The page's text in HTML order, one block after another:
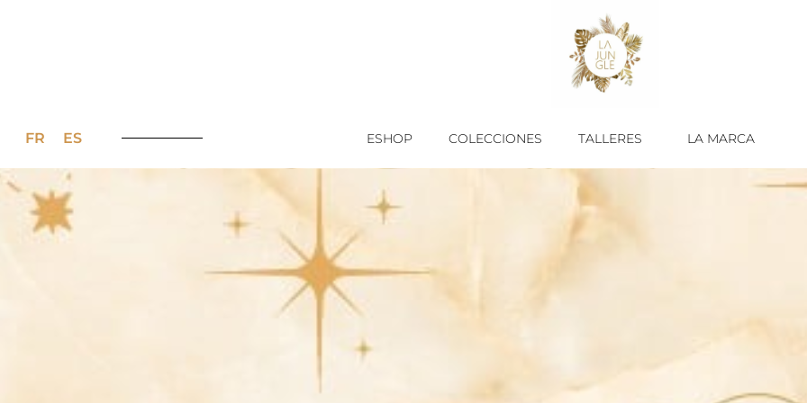
FR ES ESHOP COLECCIONES TALLERES LA MARCA